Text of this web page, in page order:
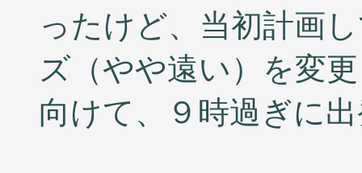
ったけど、当初計画
ズ（やや遠い）を変
向けて、９時過ぎに